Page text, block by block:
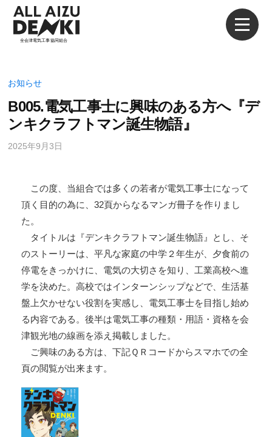
×
お知らせ
B005.電気工事士に興味のある方へ『デ
ンキクラフトマン誕生物語』
2025年9月3日
この度、当組合では多くの若者が電気工事士になって
頂く目的の為に、32頁からなるマンガ冊子を作りまし
た。
タイトルは『デンキクラフトマン誕生物語』とし、そ
のストーリーは、平凡な家庭の中学２年生が、夕食前の
停電をきっかけに、電気の大切さを知り、工業高校へ進
学を決めた。高校ではインターンシップなどで、生活基
盤上欠かせない役割を実感し、電気工事士を目指し始め
る内容である。後半は電気工事の種類・用語・資格を会
津観光地の線画を添え掲載しました。
ご興味のある方は、下記ＱＲコードからスマホでの全
頁の閲覧が出来ます。